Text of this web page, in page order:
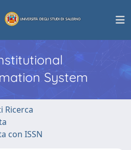
System
Ricerca
con ISSN